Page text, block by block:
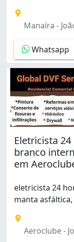
Manaíra -
Whatsapp
Eletricista
branco
em
eletricista 24
manta
Aeroclube -